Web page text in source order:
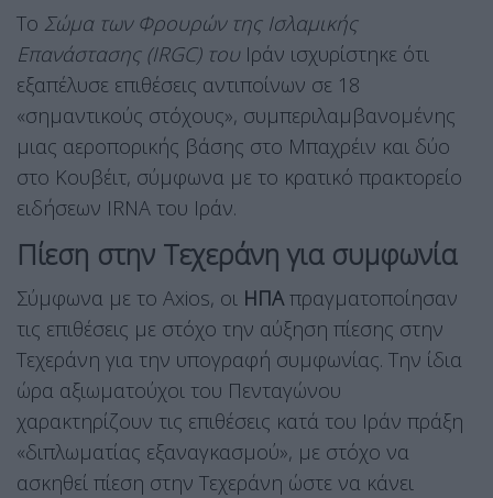
Το Σώμα των Φρουρών της Ισλαμικής
Επανάστασης (IRGC) τουΙράν ισχυρίστηκε ότι
εξαπέλυσε επιθέσεις αντιποίνων σε 18
«σημαντικούς στόχους», συμπεριλαμβανομένης
μιας αεροπορικής βάσης στο Μπαχρέιν και δύο
στο Κουβέιτ, σύμφωνα με το κρατικό πρακτορείο
ειδήσεων IRNA του Ιράν.
Πίεση στην Τεχεράνη για συμφωνία
Σύμφωνα με το Axios, οι ΗΠΑπραγματοποίησαν
τις επιθέσεις με στόχο την αύξηση πίεσης στην
Τεχεράνη για την υπογραφή συμφωνίας. Την ίδια
ώρα αξιωματούχοι του Πενταγώνου
χαρακτηρίζουν τις επιθέσεις κατά του Ιράν πράξη
«διπλωματίας εξαναγκασμού», με στόχο να
ασκηθεί πίεση στην Τεχεράνη ώστε να κάνει